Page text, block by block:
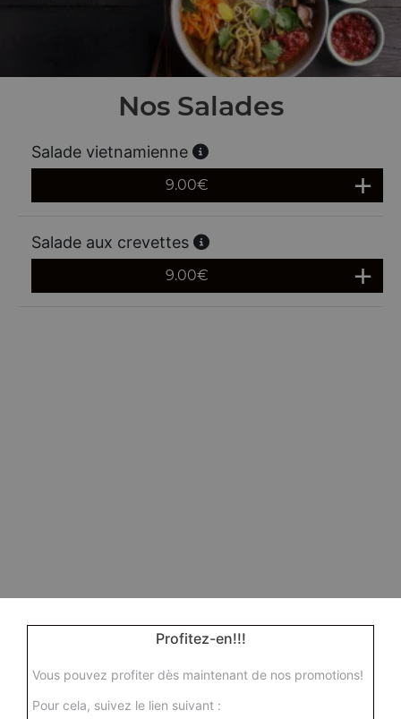
Nos Salades
Salade vietnamienne
9.00€
Salade aux crevettes
9.00€
Profitez-en!!!
Vous pouvez profiter dès maintenant de nos promotions!
Pour cela, suivez le lien suivant :